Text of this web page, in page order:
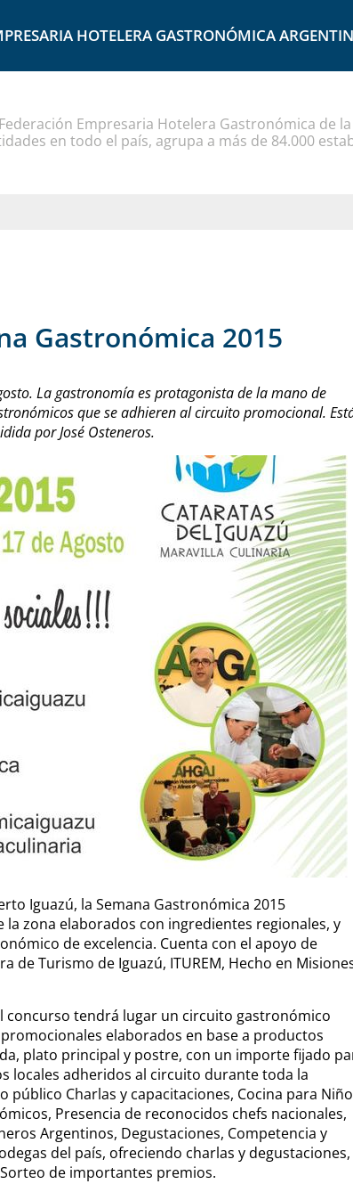
HOTELERA GASTRONÓMICA
Empresaria Hotelera Gastronómica de
en todo el país, agrupa a más de 84.000
Gastronómica 2015
La gastronomía es protagonista de la mano de
que se adhieren al circuito promocional.
por José Osteneros.
Iguazú, la Semana Gastronómica 2015
zona elaborados con ingredientes regionales, y
de excelencia. Cuenta con el apoyo de
de Turismo de Iguazú, ITUREM, Hecho en
concurso tendrá lugar un circuito gastronómico
elaborados en base a productos
plato principal y postre, con un importe fijado
locales adheridos al circuito durante toda la
Charlas y capacitaciones, Cocina para
Presencia de reconocidos chefs nacionales,
Argentinos, Degustaciones, Competencia y
del país, ofreciendo charlas y degustaciones,
de importantes premios.